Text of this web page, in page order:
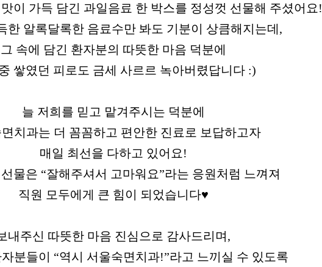
맛이 가득 담긴 과일음료 한 박스를 정성껏 선물해 주셨어요!
한 알록달록한 음료수만 봐도 기분이 상큼해지는데,
그 속에 담긴 환자분의 따뜻한 마음 덕분에
쌓였던 피로도 금세 사르르 녹아버렸답니다 :)
늘 저희를 믿고 맡겨주시는 덕분에
치과는 더 꼼꼼하고 편안한 진료로 보답하고자
매일 최선을 다하고 있어요!
물은 “잘해주셔서 고마워요”라는 응원처럼 느껴져
직원 모두에게 큰 힘이 되었습니다♥
내주신 따뜻한 마음 진심으로 감사드리며,
분들이 “역시 서울숙면치과!”라고 느끼실 수 있도록